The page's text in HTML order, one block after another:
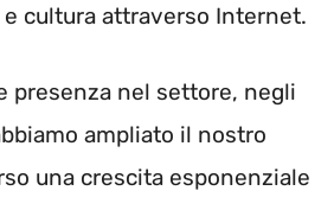
cultura attraverso Internet.
presenza nel settore, negli
ampliato il nostro
una crescita esponenziale